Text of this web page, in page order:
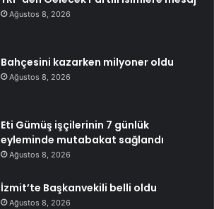
Ağustos 8, 2026
Bahçesini kazarken milyoner oldu
Ağustos 8, 2026
Eti Gümüş işçilerinin 7 günlük
eyleminde mutabakat sağlandı
Ağustos 8, 2026
İzmit’te Başkanvekili belli oldu
Ağustos 8, 2026